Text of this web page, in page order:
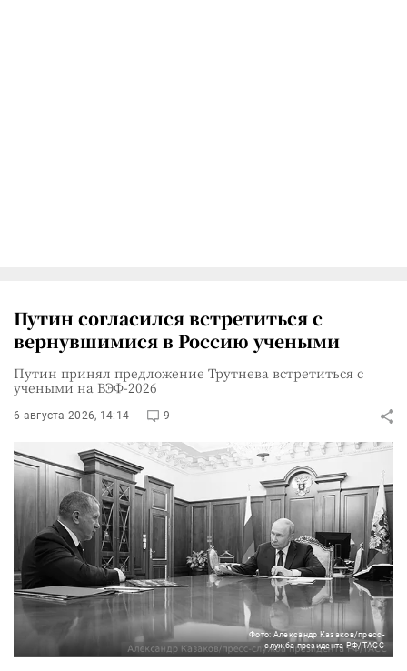
Путин согласился встретиться с
вернувшимися в Россию учеными
Путин принял предложение Трутнева встретиться с
учеными на ВЭФ-2026
6 августа 2026, 14:14 9
Фото: Александр Казаков/пресс-
служба президента РФ/ТАСС